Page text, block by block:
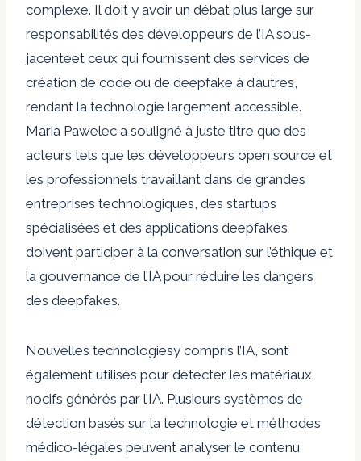
complexe. Il doit y avoir un débat plus large sur
responsabilités des développeurs de l’IA sous-
jacenteet ceux qui fournissent des services de
création de code ou de deepfake à d’autres,
rendant la technologie largement accessible.
Maria Pawelec a souligné à juste titre que des
acteurs tels que les développeurs open source et
les professionnels travaillant dans de grandes
entreprises technologiques, des startups
spécialisées et des applications deepfakes
doivent participer à la conversation sur l’éthique et
la gouvernance de l’IA pour réduire les dangers
des deepfakes.
Nouvelles technologiesy compris l’IA, sont
également utilisés pour détecter les matériaux
nocifs générés par l’IA. Plusieurs systèmes de
détection basés sur la technologie et méthodes
médico-légales peuvent analyser le contenu